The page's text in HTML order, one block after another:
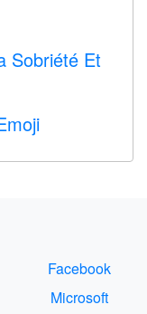
Sobriété Et
Facebook
Microsoft